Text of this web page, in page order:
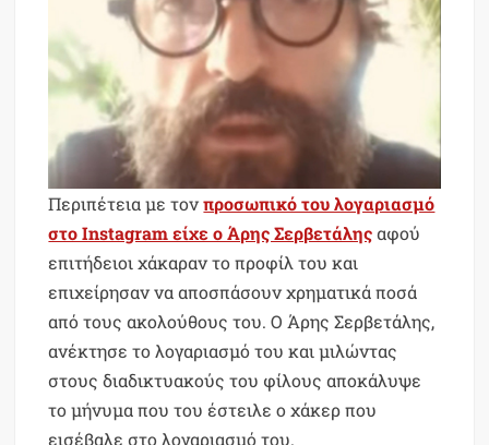
Περιπέτεια με τονπροσωπικό του λογαριασμό
στο Instagram είχε ο Άρης Σερβετάληςαφού
επιτήδειοι χάκαραν το προφίλ του και
επιχείρησαν να αποσπάσουν χρηματικά ποσά
από τους ακολούθους του. Ο Άρης Σερβετάλης,
ανέκτησε το λογαριασμό του και μιλώντας
στους διαδικτυακούς του φίλους αποκάλυψε
το μήνυμα που του έστειλε ο χάκερ που
εισέβαλε στο λογαριασμό του.